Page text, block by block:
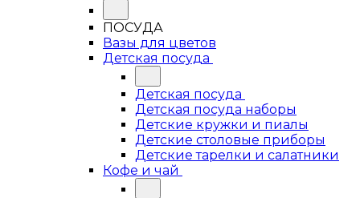
ПОСУДА
Вазы для цветов
Детская посуда
Детская посуда
Детская посуда наборы
Детские кружки и пиалы
Детские столовые приборы
Детские тарелки и салатники
Кофе и чай